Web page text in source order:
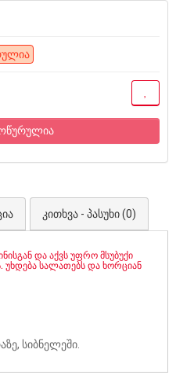
კითხვა - პასუხი (0)
და აქვს უფრო მსუბუქი
უხდება სალათებს და ხორციან
სიბნელეში.